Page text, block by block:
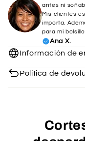
antes ni
Mis clientes
importa.
para mi
Ana X.
Información de
Política de